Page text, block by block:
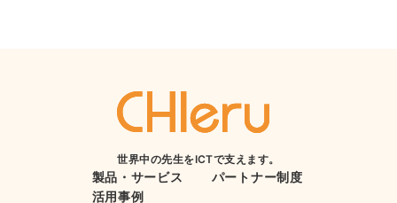
世界中の先生をICTで支えます。
製品・サービス
活用事例
パートナー制度